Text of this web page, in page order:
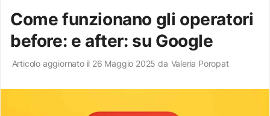
Come funzionano gli operatori
before: e after: su Google
Articolo aggiornato il 26 Maggio 2025 da Valeria Poropat